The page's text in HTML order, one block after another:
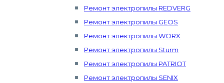
Ремонт электропилы REDVERG
Ремонт электропилы GEOS
Ремонт электропилы WORX
Ремонт электропилы Sturm
Ремонт электропилы PATRIOT
Ремонт электропилы SENIX